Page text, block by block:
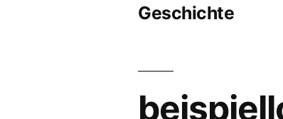
Geschichte